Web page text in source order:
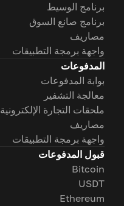
برنامج الوسيط
برنامج صانع السوق
مصاريف
واجهة برمجة التطبيقات
المدفوعات
بوابة المدفوعات
معالجة التشفير
ملحقات التجارة الإلكترونية
مصاريف
واجهة برمجة التطبيقات
قبول المدفوعات
Bitcoin
USDT
Ethereum